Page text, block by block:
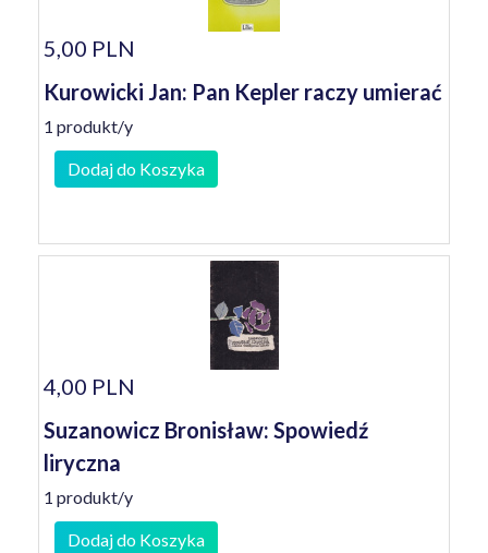
5,00 PLN
Kurowicki Jan: Pan Kepler raczy umierać
1 produkt/y
Dodaj do Koszyka
4,00 PLN
Suzanowicz Bronisław: Spowiedź
liryczna
1 produkt/y
Dodaj do Koszyka